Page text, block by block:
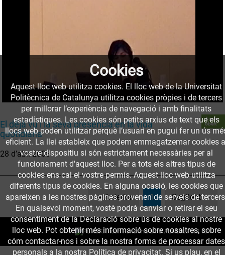
El déjà vu i la seva presència en la vida
quotidiana
Accés
obert
28 d’abr. 2008
← Anterior 1(current)Següent →
Cookies
Aquest lloc web utilitza cookies. El lloc web de la Universitat
Politècnica de Catalunya utilitza cookies pròpies i de tercers
per millorar l’experiència de navegació i amb finalitats
estadístiques. Les cookies són petits arxius de text que els
llocs web poden utilitzar perquè l’usuari en pugui fer un ús
eficient. La llei estableix que podem emmagatzemar cookies
vostre dispositiu si són estrictament necessàries per al
funcionament d'aquest lloc. Per a tots els altres tipus de
cookies ens cal el vostre permís. Aquest lloc web utilitza
diferents tipus de cookies. En alguna ocasió, les cookies que
apareixen a les nostres pàgines provenen de serveis de
En qualsevol moment, vostè podrà canviar o retirar el seu
consentiment de la Declaració sobre ús de cookies al nostre
lloc web. Pot obtenir més informació sobre nosaltres, sobre
cóm contactar-nos i sobre la nostra forma de processar dates
personals a la nostra Política de privacitat. Si us plau, en el
Funciona ambPuMuKIT 3.9.10